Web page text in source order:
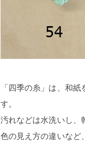
「四季の糸」は、和
す。
汚れなどは水洗いし、
色の見え方の違いなど